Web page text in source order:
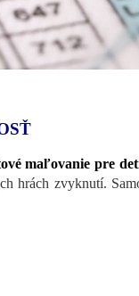
maľovanie pre
hrách zvyknutí.